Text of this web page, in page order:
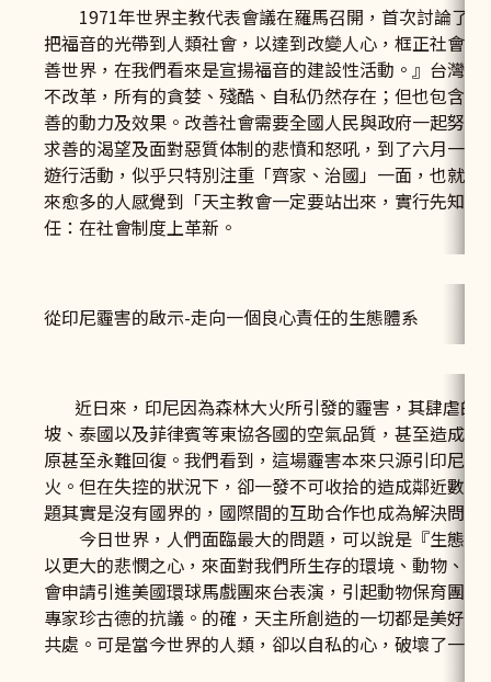
1971年世界主教代表會議在羅馬召開，首次討論了有
把福音的光帶到人類社會，以達到改變人心，框正社會
善世界，在我們看來是宣揚福音的建設性活動。』台灣
不改革，所有的貪婪、殘酷、自私仍然存在；但也包含
善的動力及效果。改善社會需要全國人民與政府一起努
求善的渴望及面對惡質体制的悲憤和怒吼，到了六月一
遊行活動，似乎只特別注重「齊家、治國」一面，也就
來愈多的人感覺到「天主教會一定要站出來，實行先知
任：在社會制度上革新。
從印尼霾害的啟示-走向一個良心責任的生態體系
近日來，印尼因為森林大火所引發的霾害，其肆虐的
坡、泰國以及菲律賓等東協各國的空氣品質，甚至造成
原甚至永難回復。我們看到，這場霾害本來只源引印尼
火。但在失控的狀況下，卻一發不可收拾的造成鄰近數
題其實是沒有國界的，國際間的互助合作也成為解決問題
今日世界，人們面臨最大的問題，可以說是『生態環
以更大的悲憫之心，來面對我們所生存的環境、動物、
會申請引進美國環球馬戲團來台表演，引起動物保育團
專家珍古德的抗議。的確，天主所創造的一切都是美好
共處。可是當今世界的人類，卻以自私的心，破壞了一切